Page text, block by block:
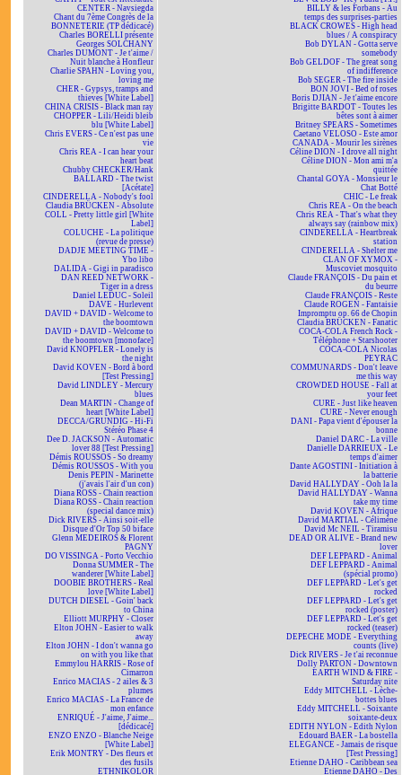
CENTER - Navsiegda
Chant du 7ème Congrès de la
BONNETERIE (TP dédicacé)
Charles BORELLI présente
Georges SOLCHANY
Charles DUMONT - Je t'aime /
Nuit blanche à Honfleur
Charlie SPAHN - Loving you,
loving me
CHER - Gypsys, tramps and
thieves [White Label]
CHINA CRISIS - Black man ray
CHOPPER - Lili/Heidi bleib
blu [White Label]
Chris EVERS - Ce n'est pas une
vie
Chris REA - I can hear your
heart beat
Chubby CHECKER/Hank
BALLARD - The twist
[Acétate]
CINDERELLA - Nobody's fool
Claudia BRÜCKEN - Absolute
COLL - Pretty little girl [White
Label]
COLUCHE - La politique
(revue de presse)
DADJE MEETING TIME -
Ybo libo
DALIDA - Gigi in paradisco
DAN REED NETWORK -
Tiger in a dress
Daniel LEDUC - Soleil
DAVE - Hurlevent
DAVID + DAVID - Welcome to
the boomtown
DAVID + DAVID - Welcome to
the boomtown [monoface]
David KNOPFLER - Lonely is
the night
David KOVEN - Bord à bord
[Test Pressing]
David LINDLEY - Mercury
blues
Dean MARTIN - Change of
heart [White Label]
DECCA/GRUNDIG - Hi-Fi
Stéréo Phase 4
Dee D. JACKSON - Automatic
lover 88 [Test Pressing]
Démis ROUSSOS - So dreamy
Démis ROUSSOS - With you
Denis PEPIN - Marinette
(j'avais l'air d'un con)
Diana ROSS - Chain reaction
Diana ROSS - Chain reaction
(special dance mix)
Dick RIVERS - Ainsi soit-elle
Disque d'Or Top 50 biface
Glenn MEDEIROS & Florent
PAGNY
DO VISSINGA - Porto Vecchio
Donna SUMMER - The
wanderer [White Label]
DOOBIE BROTHERS - Real
love [White Label]
DUTCH DIESEL - Goin' back
to China
Elliott MURPHY - Closer
Elton JOHN - Easier to walk
away
Elton JOHN - I don't wanna go
on with you like that
Emmylou HARRIS - Rose of
Cimarron
Enrico MACIAS - 2 ailes & 3
plumes
Enrico MACIAS - La France de
mon enfance
ENRIQUÉ - J'aime, J'aime...
[dédicacé]
ENZO ENZO - Blanche Neige
[White Label]
Erik MONTRY - Des fleurs et
des fusils
ETHNIKOLOR
BILLY & les Forbans - Au
temps des surprises-parties
BLACK CROWES - High head
blues / A conspiracy
Bob DYLAN - Gotta serve
somebody
Bob GELDOF - The great song
of indifference
Bob SEGER - The fire inside
BON JOVI - Bed of roses
Boris DJIAN - Je t'aime encore
Brigitte BARDOT - Toutes les
bêtes sont à aimer
Britney SPEARS - Sometimes
Caetano VELOSO - Este amor
CANADA - Mourir les sirènes
Céline DION - I drove all night
Céline DION - Mon ami m'a
quittée
Chantal GOYA - Monsieur le
Chat Botté
CHIC - Le freak
Chris REA - On the beach
Chris REA - That's what they
always say (rainbow mix)
CINDERELLA - Heartbreak
station
CINDERELLA - Shelter me
CLAN OF XYMOX -
Muscoviet mosquito
Claude FRANÇOIS - Du pain et
du beurre
Claude FRANÇOIS - Reste
Claude ROGEN - Fantaisie
Impromptu op. 66 de Chopin
Claudia BRÜCKEN - Fanatic
COCA-COLA French Rock -
Téléphone + Starshooter
COCA-COLA Nicolas
PEYRAC
COMMUNARDS - Don't leave
me this way
CROWDED HOUSE - Fall at
your feet
CURE - Just like heaven
CURE - Never enough
DANI - Papa vient d'épouser la
bonne
Daniel DARC - La ville
Danielle DARRIEUX - Le
temps d'aimer
Dante AGOSTINI - Initiation à
la batterie
David HALLYDAY - Ooh la la
David HALLYDAY - Wanna
take my time
David KOVEN - Afrique
David MARTIAL - Célimène
David Mc NEIL - Tiramisu
DEAD OR ALIVE - Brand new
lover
DEF LEPPARD - Animal
DEF LEPPARD - Animal
(spécial promo)
DEF LEPPARD - Let's get
rocked
DEF LEPPARD - Let's get
rocked (poster)
DEF LEPPARD - Let's get
rocked (teaser)
DEPECHE MODE - Everything
counts (live)
Dick RIVERS - Je t'ai reconnue
Dolly PARTON - Downtown
EARTH WIND & FIRE -
Saturday nite
Eddy MITCHELL - Lèche-
bottes blues
Eddy MITCHELL - Soixante
soixante-deux
EDITH NYLON - Edith Nylon
Edouard BAER - La bostella
ELEGANCE - Jamais de risque
[Test Pressing]
Etienne DAHO - Caribbean sea
Etienne DAHO - Des